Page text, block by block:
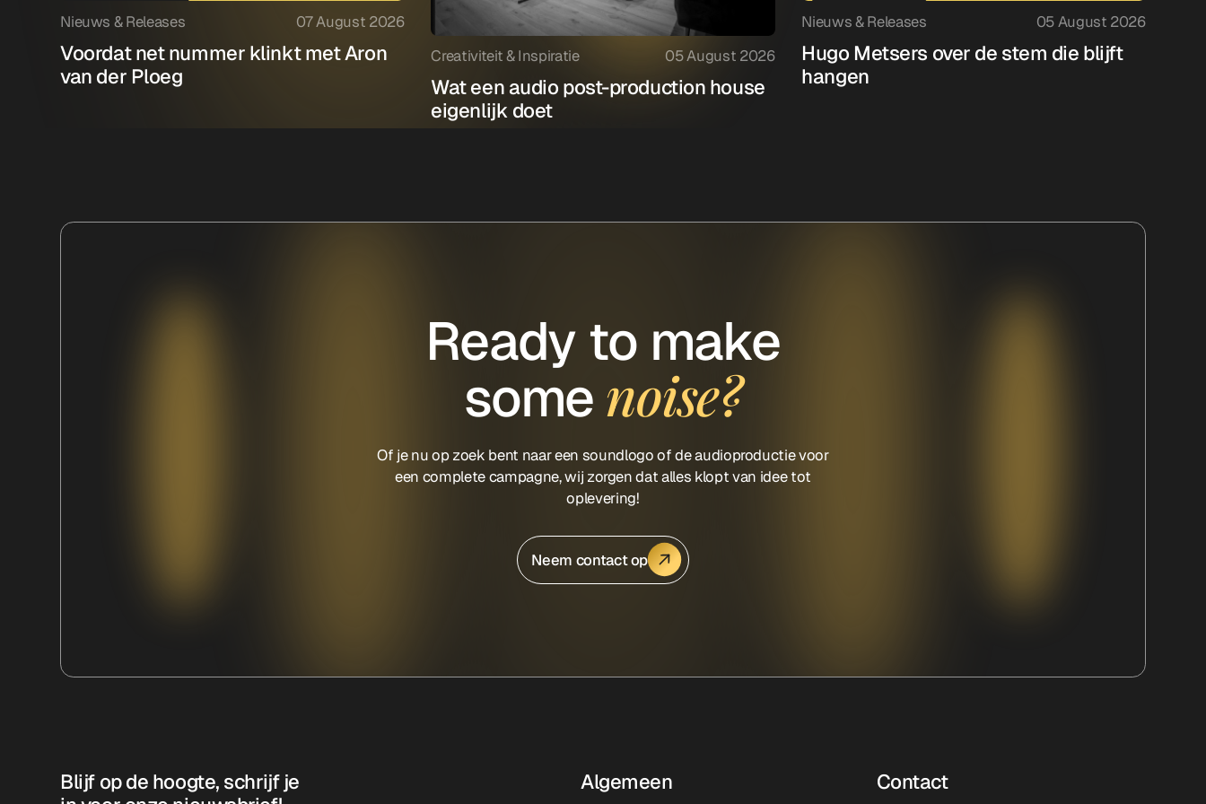
Nieuws & Releases 07 August 2026
Voordat net nummer klinkt met Aron
van der Ploeg
Creativiteit & Inspiratie 05 August 2026
Wat een audio post-production house
eigenlijk doet
Nieuws & Releases 05 August 2026
Hugo Metsers over de stem die blijft
hangen
Ready to make
some noise?
Of je nu op zoek bent naar een soundlogo of de audioproductie voor
een complete campagne, wij zorgen dat alles klopt van idee tot
oplevering!
Neem contact op
Blijf op de hoogte, schrijf je
Algemeen Contact